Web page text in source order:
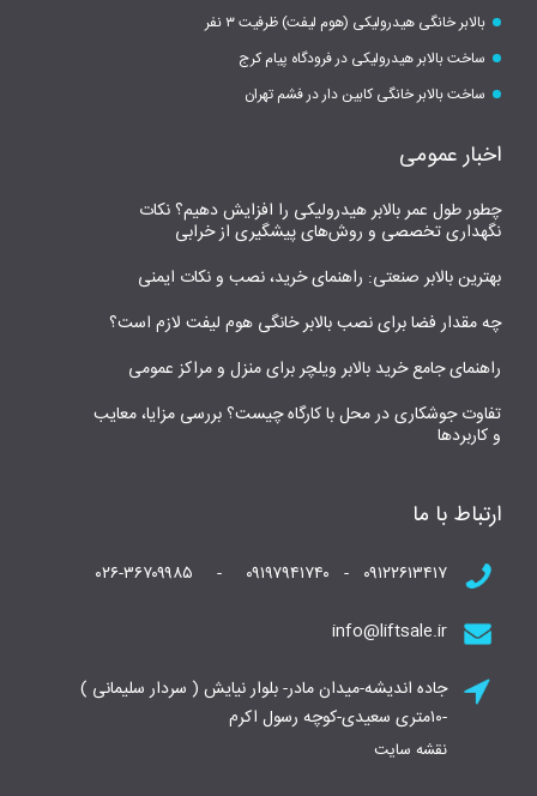
بالابر خانگی هیدرولیکی (هوم لیفت) ظرفیت ۳ نفر
ساخت بالابر هیدرولیکی در فرودگاه پیام کرج
ساخت بالابر خانگی کابین دار در فشم تهران
اخبار عمومی
چطور طول عمر بالابر هیدرولیکی را افزایش دهیم؟ نکات
نگهداری تخصصی و روش‌های پیشگیری از خرابی
بهترین بالابر صنعتی: راهنمای خرید، نصب و نکات ایمنی
چه مقدار فضا برای نصب بالابر خانگی هوم لیفت لازم است؟
راهنمای جامع خرید بالابر ویلچر برای منزل و مراکز عمومی
تفاوت جوشکاری در محل با کارگاه چیست؟ بررسی مزایا، معایب
و کاربردها
ارتباط با ما
۰۹۱۲۲۶۱۳۴۱۷ - ۰۹۱۹۷۹۴۱۷۴۰ - ۰۲۶-۳۶۷۰۹۹۸۵
info@liftsale.ir
جاده اندیشه-میدان مادر- بلوار نیایش ( سردار سلیمانی )
-۱۰متری سعیدی-کوچه رسول اکرم
نقشه سایت